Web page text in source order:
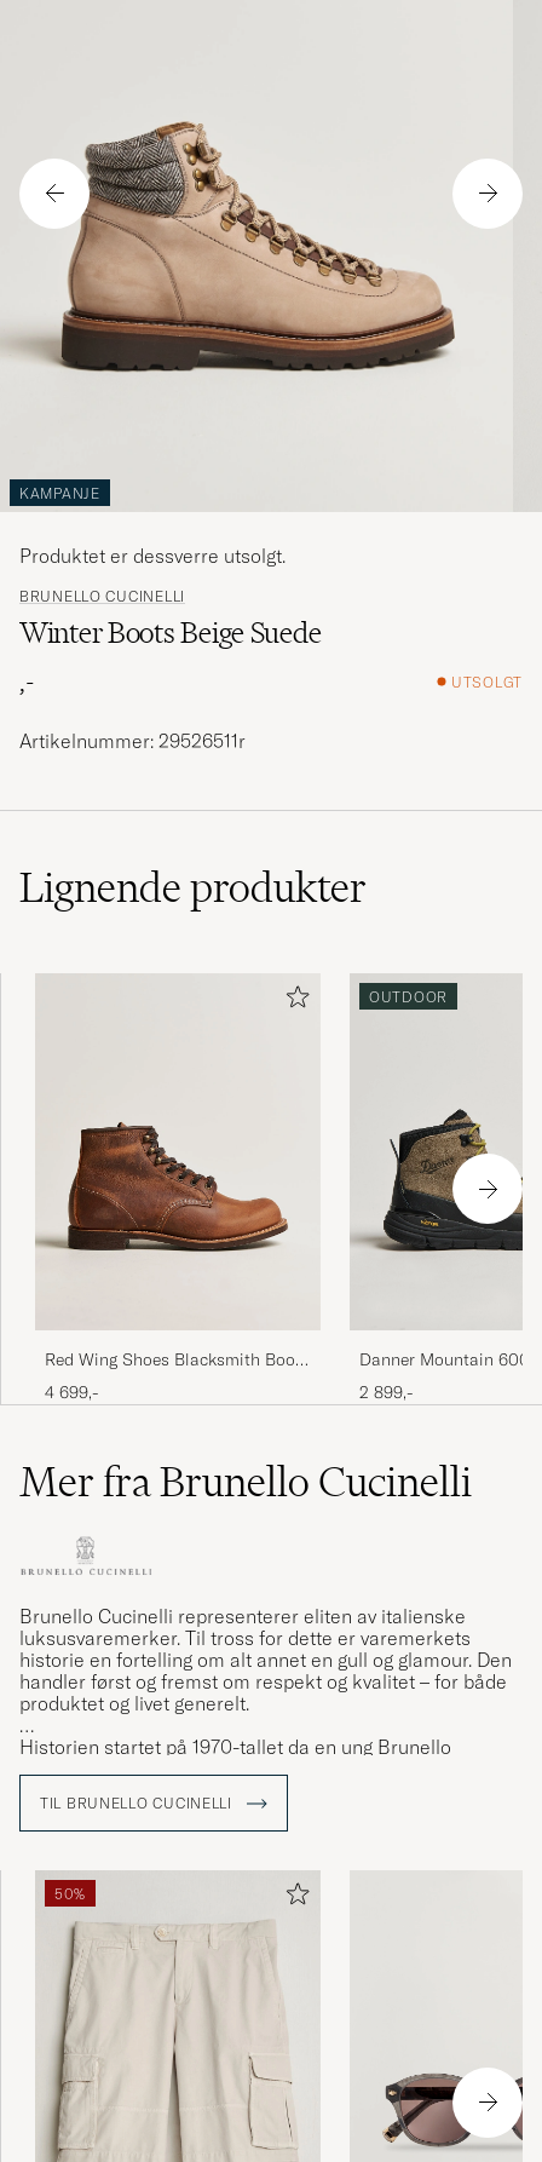
KAMPANJE
BRUNELLO CUCINELLI
Winter Boots Beige Suede
,-
UTSOLGT
Produktet er dessverre utsolgt.
Artikelnummer: 29526511r
Lignendeprodukter
Red Wing Shoes Blacksmith Boot
Copper Rough/Though Leather
4 699,-
OUTDOOR
Danner Mountain 600
Trail Boot Olive
2 899,-
Mer fra Brunello Cucinelli
Brunello Cucinelli representerer eliten av italienske
luksusvaremerker. Til tross for dette er varemerkets
historie en fortelling om alt annet en gull og glamour. Den
handler først og fremst om respekt og kvalitet – for både
produktet og livet generelt.
Historien startet på 1970-tallet da en ung Brunello
Cucinelli ble forelsket for andre gang i sitt liv. Denne
Brunellos kjæreste Federica. Her oppdaget han sin
pasjon for det strikkede håndverket. I dag, snart et halvt
fortsatt Brunellos store innovasjon.
TIL BRUNELLO CUCINELLI
50%